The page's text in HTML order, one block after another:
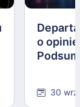
o opinie
30